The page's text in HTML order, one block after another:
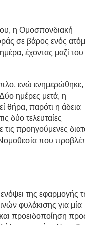
η Ομοσπονδιακή
σε βάρος ενός
έχοντας μαζί
ενώ ενημερώθηκε,
ημέρες μετά, η
θήρα, παρότι η άδεια
δύο τελευταίες
προηγούμενες
που
της εφαρμογής
φυλάκισης για μία
προειδοποίηση